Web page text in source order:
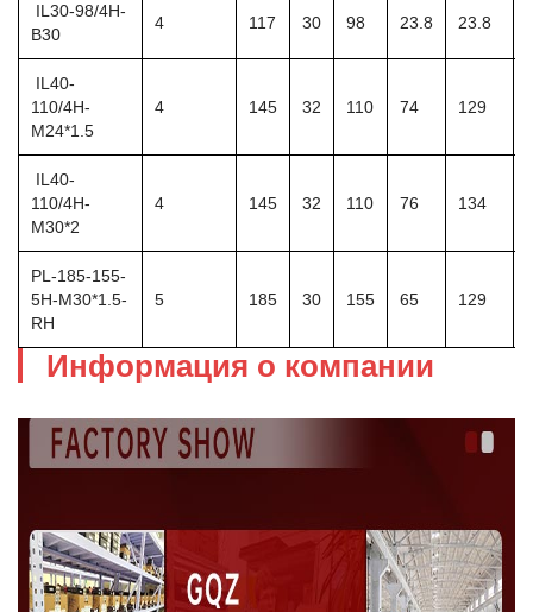
IL30-98/4H-
B30
4 117 30 98 23.8 23.8
IL40-
110/4H-
M24*1.5
4 145 32 110 74 129
IL40-
110/4H-
M30*2
4 145 32 110 76 134
PL-185-155-
5H-M30*1.5-
RH
5 185 30 155 65 129
Информация о компании